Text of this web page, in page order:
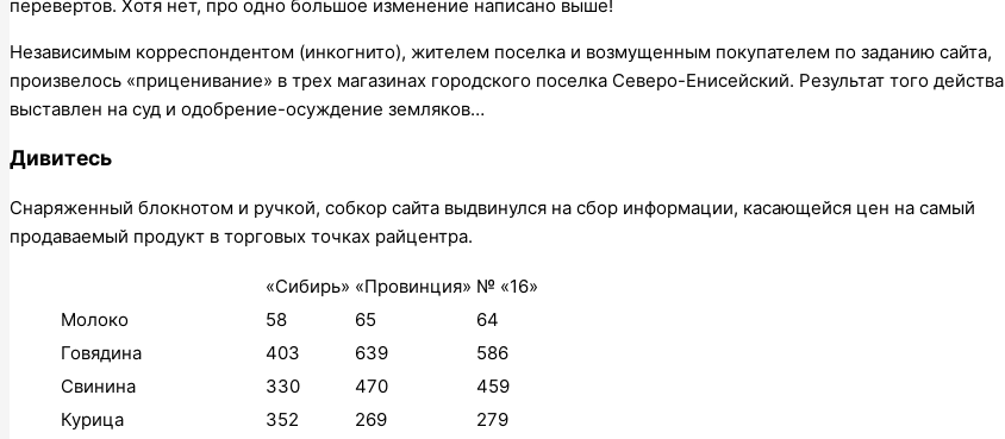
перевертов. Хотя нет, про одно большое изменение написано выше!
Независимым корреспондентом (инкогнито), жителем поселка и возмущенным покупателем по заданию сайта,
произвелось «приценивание» в трех магазинах городского поселка Северо-Енисейский. Результат того действа
выставлен на суд и одобрение-осуждение земляков…
Дивитесь
Снаряженный блокнотом и ручкой, собкор сайта выдвинулся на сбор информации, касающейся цен на самый
продаваемый продукт в торговых точках райцентра.
«Сибирь» «Провинция» № «16»
Молоко
58 65
64
Говядина
403 639
586
Свинина
330 470
459
Курица
352 269
279